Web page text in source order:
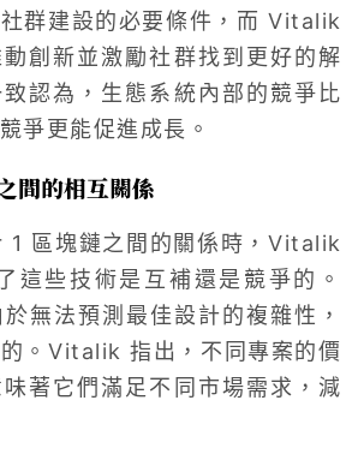
群建設的必要條件，而 Vitalik
創新並激勵社群找到更好的解
認為，生態系統內部的競爭比
爭更能促進成長。
間的相互關係
1 區塊鏈之間的關係時，Vitalik
這些技術是互補還是競爭的。
無法預測最佳設計的複雜性，
。Vitalik 指出，不同專案的價
著它們滿足不同市場需求，減